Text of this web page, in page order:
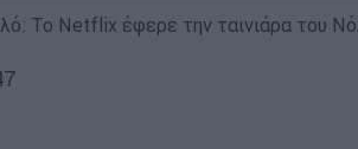
Το Netflix έφερε την ταινιάρα του